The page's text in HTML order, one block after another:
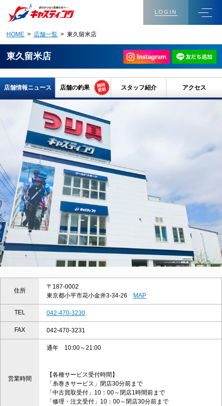
LOGIN
HOME > 店舗一覧 > 東久留米店
東久留米店
店舗情報ニュース 店舗の釣果 スタッフ紹介 アクセス
住所
〒187-0002
東京都小平市花小金井3-34-26
MAP
TEL 042-470-3230
FAX 042-470-3231
営業時間
通年 10:00～21:00
【各種サービス受付時間】
「糸巻きサービス」閉店30分前まで
「中古買取受付」10：00～閉店1時間前まで
「修理・注文受付」10：00～閉店30分前まで